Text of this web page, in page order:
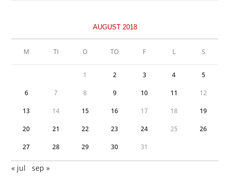
AUGUST 2018
M TI O TO F L S
1 2 3 4 5
6 7 8 9 10 11 12
13 14 15 16 17 18 19
20 21 22 23 24 25 26
27 28 29 30 31
« jul sep »